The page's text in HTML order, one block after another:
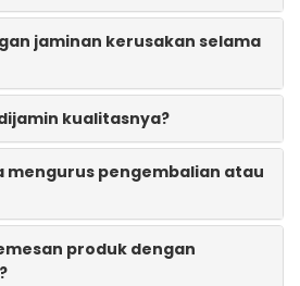
jaminan kerusakan selama
kualitasnya?
mengurus pengembalian atau
produk dengan